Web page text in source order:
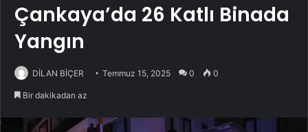
Çankaya’da 26 Katlı Binada
Yangın
DİLAN BİÇER Temmuz 15, 2025 0 0
Bir dakikadan az